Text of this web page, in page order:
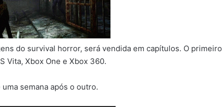
do survival horror, será vendida em capítulos. O primeiro
Vita, Xbox One e Xbox 360.
semana após o outro.